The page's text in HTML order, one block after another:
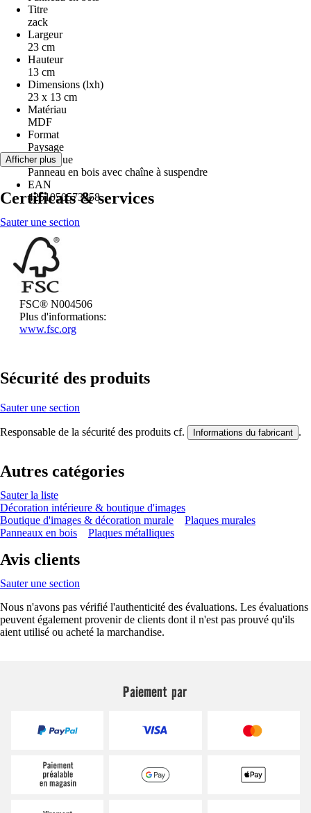
Titre
zack
Largeur
23 cm
Hauteur
13 cm
Dimensions (lxh)
23 x 13 cm
Matériau
MDF
Format
Paysage
Remarque
Panneau en bois avec chaîne à suspendre
EAN
4251050573358
Afficher plus
Certificats & services
Sauter une section
FSC® N004506
Plus d'informations:
www.fsc.org
Sécurité des produits
Sauter une section
Responsable de la sécurité des produits cf. Informations du fabricant .
Autres catégories
Sauter la liste
Décoration intérieure & boutique d'images
Boutique d'images & décoration murale
Plaques murales
Panneaux en bois
Plaques métalliques
Avis clients
Sauter une section
Nous n'avons pas vérifié l'authenticité des évaluations. Les évaluations
peuvent également provenir de clients dont il n'est pas prouvé qu'ils
aient utilisé ou acheté la marchandise.
Paiement par